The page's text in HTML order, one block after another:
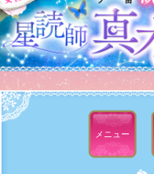
メニュー